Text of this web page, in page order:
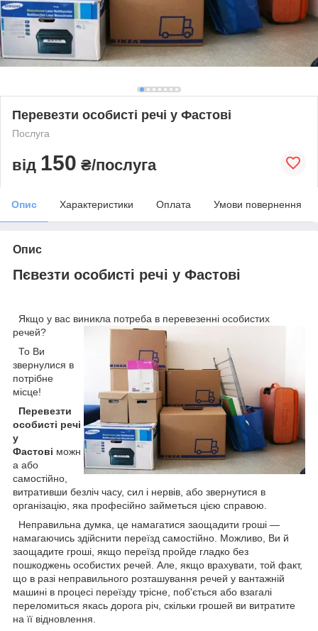
Перевезти особисті речі у Фастові
Послуга
від 150 ₴/послуга
Опис Характеристики Оплата Умови повернення
Опис
Пєвезти особисті речі у Фастові
Якщо у вас виникла потреба в перевезенні особистих
речей?
То Ви
звернулися в
потрібне
місце!
Перевезти
особисті речі
у
Фастові можн
а або
самостійно,
витративши безліч часу, сил і нервів, або звернутися в
організацію, яка професійно займеться цією справою.
Неправильна думка, це намагатися заощадити гроші —
намагаючись здійснити переїзд самостійно. Можливо, Ви й
заощадите гроші, якщо переїзд пройде гладко без
пошкоджень особистих речей. Але, якщо врахувати, той факт,
що в разі неправильного розташування речей у вантажній
машині в процесі переїзду трісне, поб'ється або взагалі
переломиться якась дорога річ, скільки грошей ви витратите
на її відновлення.